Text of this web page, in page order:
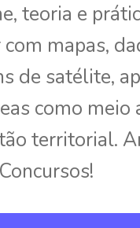
teoria e
mapas,
de satélite,
como meio
territorial.